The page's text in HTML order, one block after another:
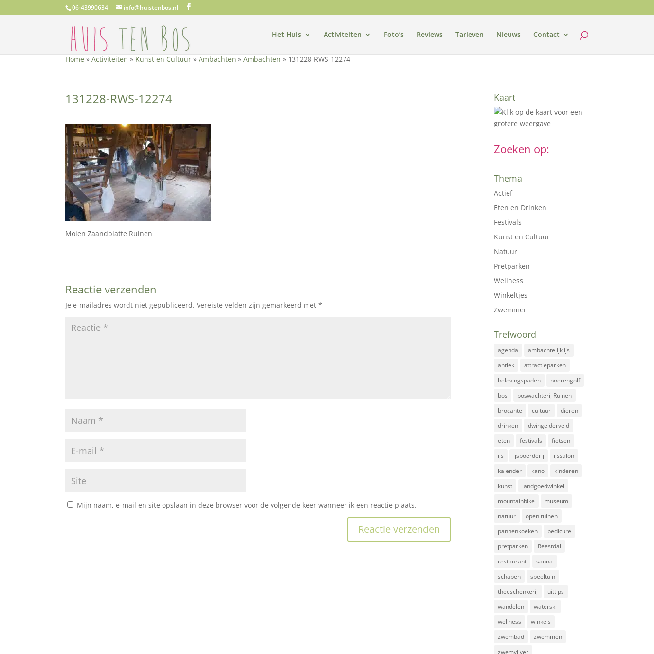
06-43990634 info@huistenbos.nl
Het Huis Activiteiten Foto’s Reviews Tarieven Nieuws Contact
Home »Activiteiten » Kunst en Cultuur »Ambachten »Ambachten » 131228-RWS-12274
131228-RWS-12274
Molen Zaandplatte Ruinen
Reactie verzenden
Je e-mailadres wordt niet gepubliceerd. Vereiste velden zijn gemarkeerd met*
Mijn naam, e-mail en site opslaan in deze browser voor de volgende keer wanneer ik een reactie plaats.
Kaart
Zoeken op:
Thema
Actief
Eten en Drinken
Festivals
Kunst en Cultuur
Natuur
Pretparken
Wellness
Winkeltjes
Zwemmen
Trefwoord
agenda
ambachtelijk ijs
antiek
attractieparken
belevingspaden
boerengolf
bos
boswachterij Ruinen
brocante
cultuur
dieren
drinken
dwingelderveld
eten
festivals
fietsen
ijs
ijsboerderij
ijssalon
kalender
kano
kinderen
kunst
landgoedwinkel
mountainbike
museum
natuur
open tuinen
pannenkoeken
pedicure
pretparken
Reestdal
restaurant
sauna
schapen
speeltuin
theeschenkerij
uittips
wandelen
waterski
wellness
winkels
zwembad
zwemmen
zwemvijver